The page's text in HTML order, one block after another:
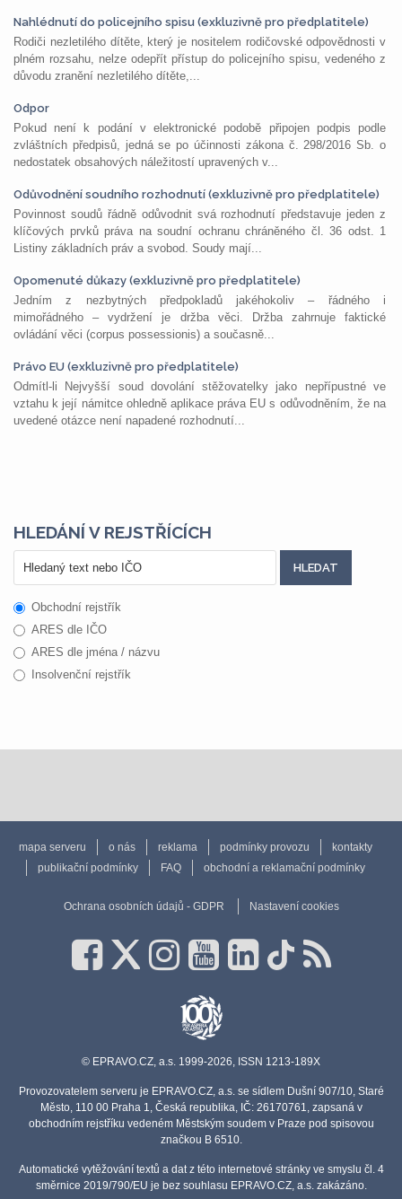
Nahlédnutí do policejního spisu (exkluzivně pro předplatitele)
Rodiči nezletilého dítěte, který je nositelem rodičovské odpovědnosti v
plném rozsahu, nelze odepřít přístup do policejního spisu, vedeného z
důvodu zranění nezletilého dítěte,...
Odpor
Pokud není k podání v elektronické podobě připojen podpis podle
zvláštních předpisů, jedná se po účinnosti zákona č. 298/2016 Sb. o
nedostatek obsahových náležitostí upravených v...
Odůvodnění soudního rozhodnutí (exkluzivně pro předplatitele)
Povinnost soudů řádně odůvodnit svá rozhodnutí představuje jeden z
klíčových prvků práva na soudní ochranu chráněného čl. 36 odst. 1
Listiny základních práv a svobod. Soudy mají...
Opomenuté důkazy (exkluzivně pro předplatitele)
Jedním z nezbytných předpokladů jakéhokoliv – řádného i
mimořádného – vydržení je držba věci. Držba zahrnuje faktické
ovládání věci (corpus possessionis) a současně...
Právo EU (exkluzivně pro předplatitele)
Odmítl-li Nejvyšší soud dovolání stěžovatelky jako nepřípustné ve
vztahu k její námitce ohledně aplikace práva EU s odůvodněním, že na
uvedené otázce není napadené rozhodnutí...
HLEDÁNÍ V REJSTŘÍCÍCH
Obchodní rejstřík
ARES dle IČO
ARES dle jména / názvu
Insolvenční rejstřík
mapa serveru o nás reklama podmínky provozu
kontakty
publikační podmínky
FAQ obchodní a reklamační podmínky
Ochrana osobních údajů - GDPR Nastavení cookies
© EPRAVO.CZ, a.s. 1999-2026, ISSN 1213-189X
Provozovatelem serveru je EPRAVO.CZ, a.s. se sídlem Dušní 907/10, Staré
Město, 110 00 Praha 1, Česká republika, IČ: 26170761, zapsaná v
obchodním rejstříku vedeném Městským soudem v Praze pod spisovou
značkou B 6510.
Automatické vytěžování textů a dat z této internetové stránky ve smyslu čl. 4
směrnice 2019/790/EU je bez souhlasu EPRAVO.CZ, a.s. zakázáno.